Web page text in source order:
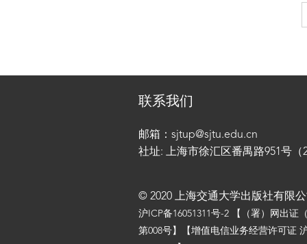
联系我们
邮箱：sjtup@sjtu.edu.cn
社址: 上海市徐汇区番禺路951号（
© 2020 上海交通大学出版社有限
沪ICP备16051311号-2 【（署）网出证
第008号】【增值电信业务经营许可证